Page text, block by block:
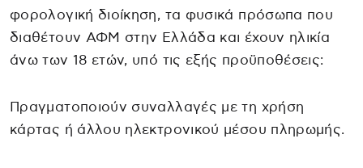
φορολογική διοίκηση, τα φυσικά πρόσωπα που
διαθέτουν ΑΦΜ στην Ελλάδα και έχουν ηλικία
άνω των 18 ετών, υπό τις εξής προϋποθέσεις:
Πραγματοποιούν συναλλαγές με τη χρήση
κάρτας ή άλλου ηλεκτρονικού μέσου πληρωμής.